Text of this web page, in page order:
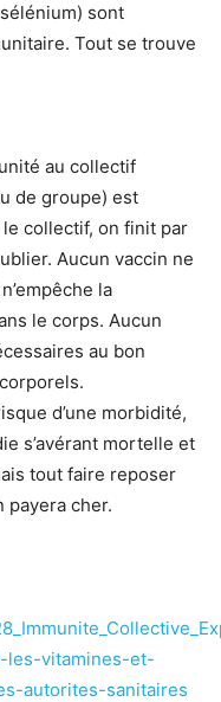
sont
Tout se trouve
au collectif
de groupe) est
collectif, on finit par
Aucun vaccin ne
la
le corps. Aucun
au bon
d’une morbidité,
s’avérant mortelle et
tout faire reposer
payera cher.
les-vitamines-et-
autorites-sanitaires